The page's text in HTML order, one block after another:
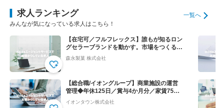
求人ランキング
一覧へ
みんなが気になっている求人はこちら！
【在宅可／フルフレックス】誰もが知るロン
グセラーブランドを動かす。市場をつくる提
案営業◆ハイチュウ等
森永製菓 株式会社
【総合職/イオングループ】商業施設の運営
管理◆年休125日／賞与4か月分／家賃75％
会社負担！
イオンタウン株式会社